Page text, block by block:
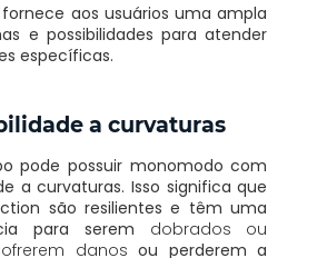
fornece aos usuários uma ampla
e possibilidades para atender
específicas.
a curvaturas
pode possuir monomodo com
a curvaturas. Isso significa que
são resilientes e têm uma
para serem dobrados ou
danos ou perderem a